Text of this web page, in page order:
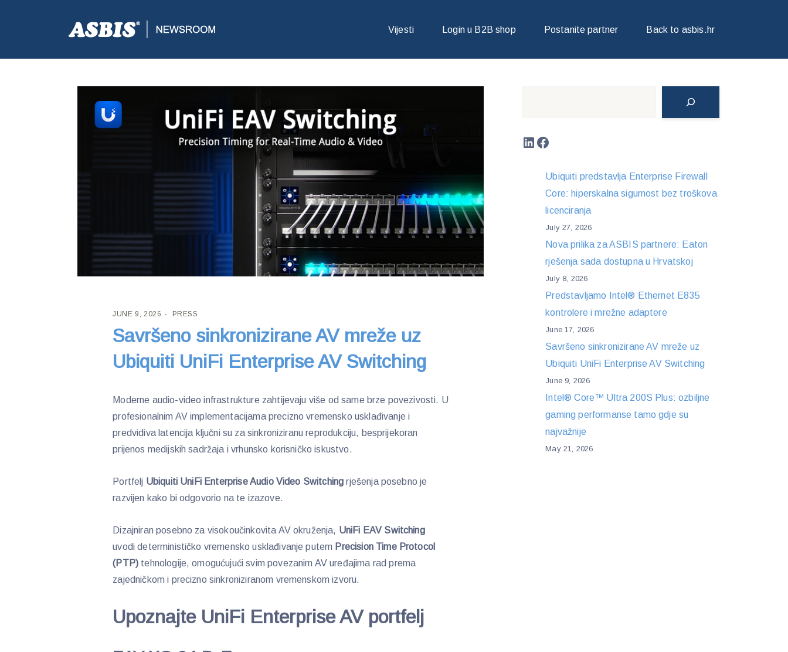
Vijesti Login u B2B shop Postanite partner Back to asbis.hr
ASBIS CROATIA>PRESS> SAVRŠENO SINKRONIZIRANE AV MREŽE UZ UBIQUITI UNIFI ENTERPRISE AV SWITCHING
JUNE 9, 2026 PRESS
Savršeno sinkronizirane AV mreže uz
Ubiquiti UniFi Enterprise AV Switching
Moderne audio-video infrastrukture zahtijevaju više od same brze povezivosti. U
profesionalnim AV implementacijama precizno vremensko usklađivanje i
predvidiva latencija ključni su za sinkroniziranu reprodukciju, besprijekoran
prijenos medijskih sadržaja i vrhunsko korisničko iskustvo.
Portfelj Ubiquiti UniFi Enterprise Audio Video Switching rješenja posebno je
razvijen kako bi odgovorio na te izazove.
Dizajniran posebno za visokoučinkovita AV okruženja, UniFi EAV Switching
uvodi determinističko vremensko usklađivanje putem Precision Time Protocol
(PTP) tehnologije, omogućujući svim povezanim AV uređajima rad prema
zajedničkom i precizno sinkroniziranom vremenskom izvoru.
Upoznajte UniFi Enterprise AV portfelj
LinkedIn
Facebook
Ubiquiti predstavlja Enterprise Firewall
Core: hiperskalna sigurnost bez troškova
licenciranja
July 27, 2026
Nova prilika za ASBIS partnere: Eaton
rješenja sada dostupna u Hrvatskoj
July 8, 2026
Predstavljamo Intel® Ethernet E835
kontrolere i mrežne adaptere
June 17, 2026
Savršeno sinkronizirane AV mreže uz
Ubiquiti UniFi Enterprise AV Switching
June 9, 2026
Intel® Core™ Ultra 200S Plus: ozbiljne
gaming performanse tamo gdje su
najvažnije
May 21, 2026